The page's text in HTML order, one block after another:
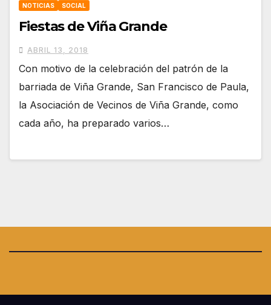
NOTICIAS SOCIAL
Fiestas de Viña Grande
ABRIL 13, 2018
Con motivo de la celebración del patrón de la
barriada de Viña Grande, San Francisco de Paula,
la Asociación de Vecinos de Viña Grande, como
cada año, ha preparado varios…